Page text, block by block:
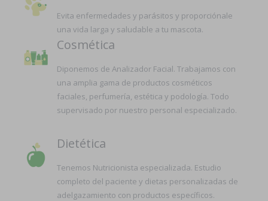
Evita enfermedades y parásitos y proporciónale
una vida larga y saludable a tu mascota.
Cosmética
Diponemos de Analizador Facial. Trabajamos con
una amplia gama de productos cosméticos
faciales, perfumería, estética y podología. Todo
supervisado por nuestro personal especializado.
Dietética
Tenemos Nutricionista especializada. Estudio
completo del paciente y dietas personalizadas de
adelgazamiento con productos específicos.